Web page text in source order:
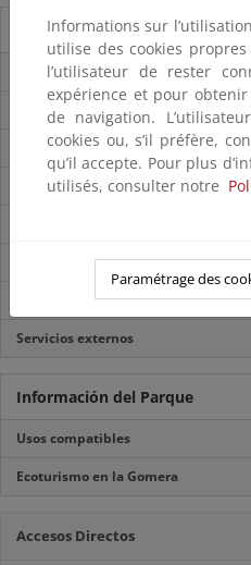
Guía del visitante
Guía del Parque
Folleto del parque
Accesos
Mapa del Parque
Normas de visita
Servicios externos
Información del Parque
Usos compatibles
Ecoturismo en la Gomera
Accesos Directos
Informations sur
utilise des cookies
l’utilisateur de rester
expérience et pour
de navigation.
cookies ou, s’il préfère,
qu’il accepte. Pour plus
utilisés, consulter notre
Paramétrage des